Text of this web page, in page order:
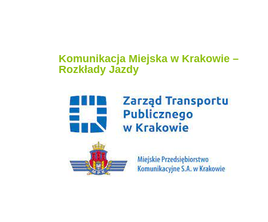
Komunikacja Miejska w Krakowie –
Rozkłady Jazdy